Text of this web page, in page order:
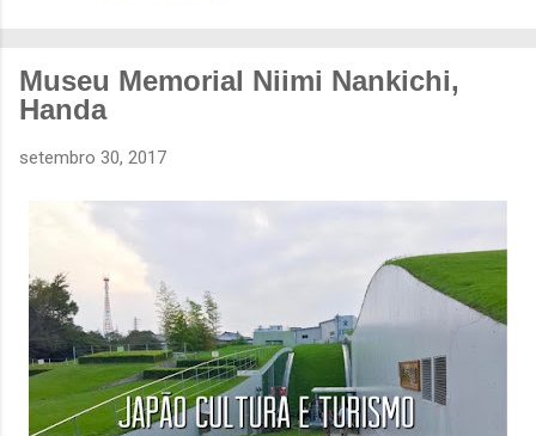
Museu Memorial Niimi Nankichi,
Handa
setembro 30, 2017